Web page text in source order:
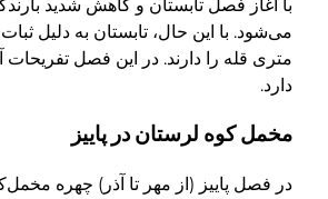
با آغاز فصل تابستان و کاهش شدید
متری قله را دارند. در این فصل
دارد.
مخمل کوه لرستان در پاییز